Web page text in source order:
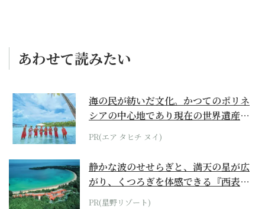
あわせて読みたい
海の民が紡いだ文化。かつてのポリネ
シアの中心地であり現在の世界遺産か
らみえてくる...
PR(エア タヒチ ヌイ)
静かな波のせせらぎと、満天の星が広
がり、くつろぎを体感できる『西表島
ホテル by...
PR(星野リゾート)